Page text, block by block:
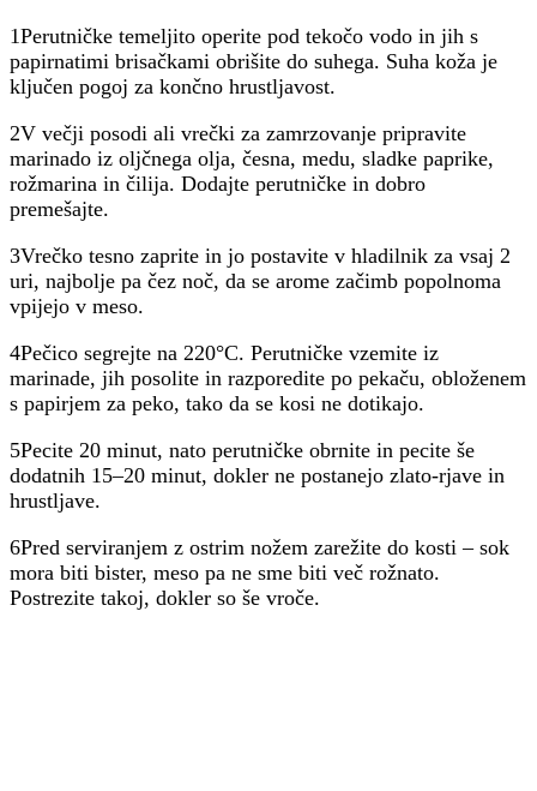
1Perutničke temeljito operite pod tekočo vodo in jih s
papirnatimi brisačkami obrišite do suhega. Suha koža je
ključen pogoj za končno hrustljavost.
2V večji posodi ali vrečki za zamrzovanje pripravite
marinado iz oljčnega olja, česna, medu, sladke paprike,
rožmarina in čilija. Dodajte perutničke in dobro
premešajte.
3Vrečko tesno zaprite in jo postavite v hladilnik za vsaj 2
uri, najbolje pa čez noč, da se arome začimb popolnoma
vpijejo v meso.
4Pečico segrejte na 220°C. Perutničke vzemite iz
marinade, jih posolite in razporedite po pekaču, obloženem
s papirjem za peko, tako da se kosi ne dotikajo.
5Pecite 20 minut, nato perutničke obrnite in pecite še
dodatnih 15–20 minut, dokler ne postanejo zlato-rjave in
hrustljave.
6Pred serviranjem z ostrim nožem zarežite do kosti – sok
mora biti bister, meso pa ne sme biti več rožnato.
Postrezite takoj, dokler so še vroče.